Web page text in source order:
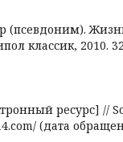
(псевдоним).
классик, 2010.
ресурс] //
(дата